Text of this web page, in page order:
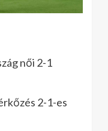
női 2-1
2-1-es